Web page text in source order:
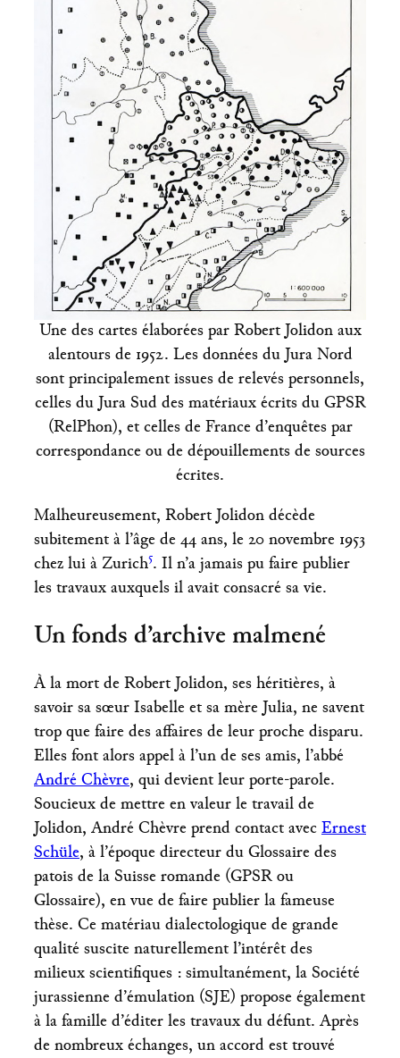
Une des cartes élaborées par Robert Jolidon aux
alentours de 1952. Les données du Jura Nord
sont principalement issues de relevés personnels,
celles du Jura Sud des matériaux écrits du GPSR
(RelPhon), et celles de France d’enquêtes par
correspondance ou de dépouillements de sources
écrites.
Malheureusement, Robert Jolidon décède
subitement à l’âge de 44 ans, le 20 novembre 1953
chez lui à Zurich5. Il n’a jamais pu faire publier
les travaux auxquels il avait consacré sa vie.
Un fonds d’archive malmené
À la mort de Robert Jolidon, ses héritières, à
savoir sa sœur Isabelle et sa mère Julia, ne savent
trop que faire des affaires de leur proche disparu.
Elles font alors appel à l’un de ses amis, l’abbé
André Chèvre, qui devient leur porte-parole.
Soucieux de mettre en valeur le travail de
Jolidon, André Chèvre prend contact avec Ernest
Schüle, à l’époque directeur du Glossaire des
patois de la Suisse romande (GPSR ou
Glossaire), en vue de faire publier la fameuse
thèse. Ce matériau dialectologique de grande
qualité suscite naturellement l’intérêt des
milieux scientifiques : simultanément, la Société
jurassienne d’émulation (SJE) propose également
à la famille d’éditer les travaux du défunt. Après
de nombreux échanges, un accord est trouvé